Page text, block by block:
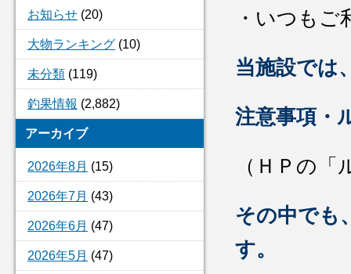
お知らせ (20)
大物ランキング (10)
未分類 (119)
釣果情報 (2,882)
アーカイブ
2026年8月 (15)
2026年7月 (43)
2026年6月 (47)
2026年5月 (47)
・いつも
当施設では
注意事項・
（ＨＰの
その中でも
す。